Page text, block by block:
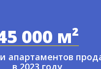
000 м²
апартаментов